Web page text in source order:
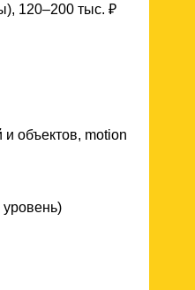
120–200 тыс. ₽
объектов, motion